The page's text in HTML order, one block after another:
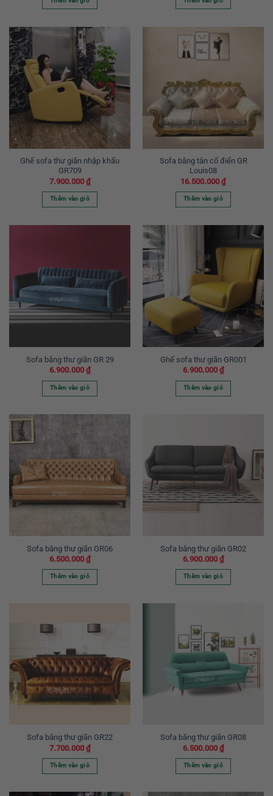
Ghế sofa thư giãn nhập khẩu
GR709
7.900.000 ₫
Thêm vào giỏ
Sofa băng tân cổ điển GR
Louis08
16.500.000 ₫
Thêm vào giỏ
Sofa băng thư giãn GR 29
6.900.000 ₫
Thêm vào giỏ
Ghế sofa thư giãn GR001
6.900.000 ₫
Thêm vào giỏ
Sofa băng thư giãn GR06
6.500.000 ₫
Thêm vào giỏ
Sofa băng thư giãn GR02
6.900.000 ₫
Thêm vào giỏ
Sofa băng thư giãn GR22
7.700.000 ₫
Thêm vào giỏ
Sofa băng thư giãn GR08
6.500.000 ₫
Thêm vào giỏ